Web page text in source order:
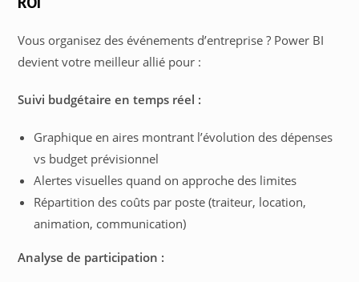
Vous organisez des événements d’entreprise ? Power BI
devient votre meilleur allié pour :
Suivi budgétaire en temps réel :
Graphique en aires montrant l’évolution des dépenses
vs budget prévisionnel
Alertes visuelles quand on approche des limites
Répartition des coûts par poste (traiteur, location,
animation, communication)
Analyse de participation :